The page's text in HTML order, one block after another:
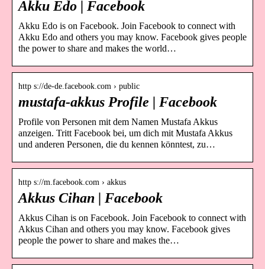
Akku Edo | Facebook
Akku Edo is on Facebook. Join Facebook to connect with
Akku Edo and others you may know. Facebook gives people
the power to share and makes the world…
http s://de-de.facebook.com › public
mustafa-akkus Profile | Facebook
Profile von Personen mit dem Namen Mustafa Akkus
anzeigen. Tritt Facebook bei, um dich mit Mustafa Akkus
und anderen Personen, die du kennen könntest, zu…
http s://m.facebook.com › akkus
Akkus Cihan | Facebook
Akkus Cihan is on Facebook. Join Facebook to connect with
Akkus Cihan and others you may know. Facebook gives
people the power to share and makes the…